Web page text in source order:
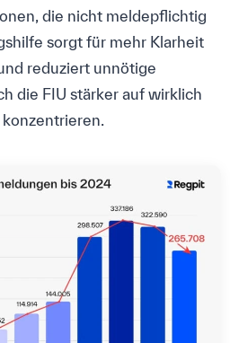
die nicht meldepflichtig
sorgt für mehr Klarheit
reduziert unnötige
die FIU stärker auf wirklich